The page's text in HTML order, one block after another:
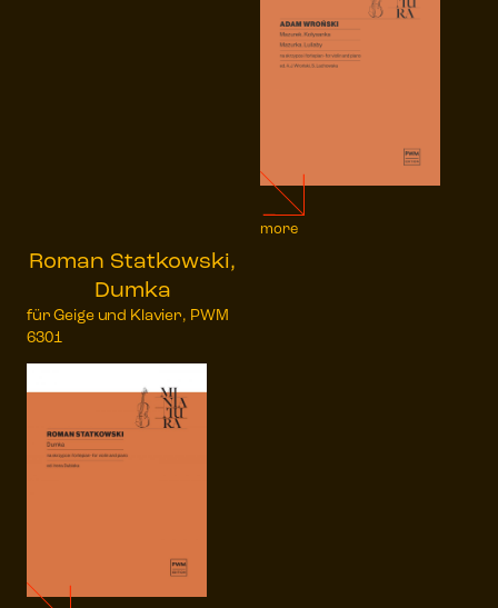
more
Roman Statkowski,
Dumka
für Geige und Klavier, PWM
6301